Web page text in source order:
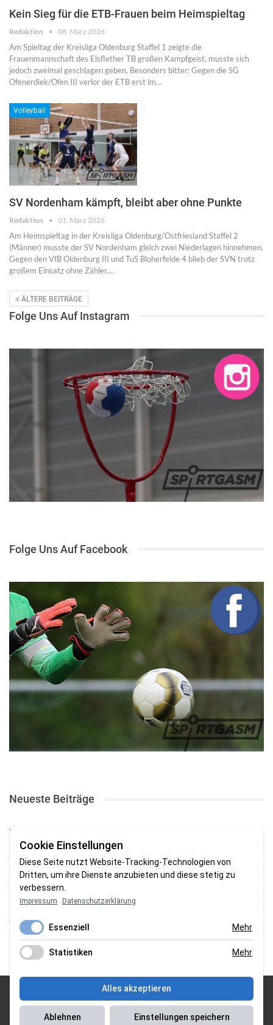
Kein Sieg für die ETB-Frauen beim Heimspieltag
Redaktion 08. März 2026
Am Spieltag der Kreisliga Oldenburg Staffel 1 zeigte die
Frauenmannschaft des Elsflether TB großen Kampfgeist, musste sich
jedoch zweimal geschlagen geben. Besonders bitter: Gegen die SG
Ofenerdiek/Ofen III verlor der ETB erst im…
Volleyball
SV Nordenham kämpft, bleibt aber ohne Punkte
Redaktion 01. März 2026
Am Heimspieltag in der Kreisliga Oldenburg/Ostfriesland Staffel 2
(Männer) musste der SV Nordenham gleich zwei Niederlagen hinnehmen.
Gegen den VfB Oldenburg III und TuS Bloherfelde 4 blieb der SVN trotz
großem Einsatz ohne Zähler.…
ÄLTERE BEITRÄGE
Folge Uns Auf Instagram
Folge Uns Auf Facebook
Neueste Beiträge
TSV gewinnt Testspiel bei Braker Reserve
SV Brake gewinnt erstes Heimspiel mit 2:0
SV Brake feiert 5:2-Auftaktsieg beim Delmenhorster TB
Fehlstart in Oldenburg: 1. FC Nordenham verliert zum Bezirksliga-
Auftakt
Fußball in der Wesermarsch: Die Bilder vom Wochenende
© 2026 Sportgasm . All Rights Reserved.
Unser Team|Impressum Datenschutzerklärung|Magazin Saison
Cookie Einstellungen
Diese Seite nutzt Website-Tracking-Technologien von
Dritten, um ihre Dienste anzubieten und diese stetig zu
verbessern.
Impressum Datenschutzerklärung
Essenziell Mehr
Statistiken Mehr
Ablehnen Einstellungen speichern
Alles akzeptieren